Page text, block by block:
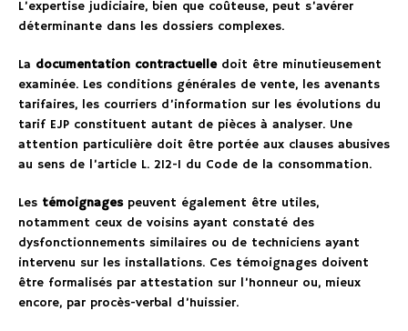
L’expertise judiciaire, bien que coûteuse, peut s’avérer
déterminante dans les dossiers complexes.
La documentation contractuelledoit être minutieusement
examinée. Les conditions générales de vente, les avenants
tarifaires, les courriers d’information sur les évolutions du
tarif EJP constituent autant de pièces à analyser. Une
attention particulière doit être portée aux clauses abusives
au sens de l’article L. 212-1 du Code de la consommation.
Les témoignagespeuvent également être utiles,
notamment ceux de voisins ayant constaté des
dysfonctionnements similaires ou de techniciens ayant
intervenu sur les installations. Ces témoignages doivent
être formalisés par attestation sur l’honneur ou, mieux
encore, par procès-verbal d’huissier.